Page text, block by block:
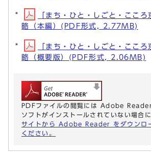
「まち・ひと・しごと・ここ
略（本編）(PDF形式, 2.77MB)
「まち・ひと・しごと・ここ
略（概要版）(PDF形式, 2.06MB)
PDFファイルの閲覧には Adobe
ソフトがインストールされていない場合に
サイトから Adobe Reader をダウンロ
ください。